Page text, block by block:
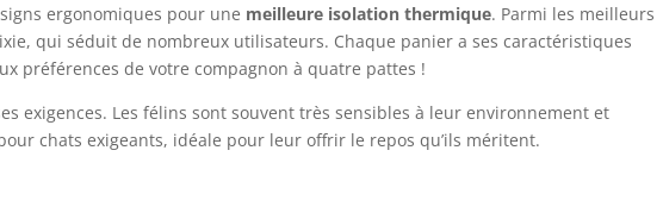
ergonomiques pour une meilleure isolation thermique. Parmi les meilleurs
qui séduit de nombreux utilisateurs. Chaque panier a ses caractéristiques
préférences de votre compagnon à quatre pattes !
exigences. Les félins sont souvent très sensibles à leur environnement et
chats exigeants, idéale pour leur offrir le repos qu’ils méritent.